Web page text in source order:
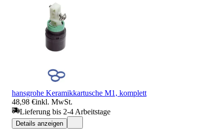
hansgrohe Keramikkartusche M1, komplett
48,98 €inkl. MwSt.
Lieferung bis 2-4 Arbeitstage
Details anzeigen